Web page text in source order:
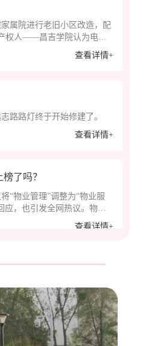
属院进行老旧小区改造，配
权人——昌吉学院认为电容
接通电源，导致新建的充电
行风热线接到此问题反映
查看详情+
路路灯终于开始修建了。
查看详情+
了吗？
“物业管理”调整为“物业服
，也引发全网热议。物业
家的居住体验与生活幸福
查看详情+
王先生通过昌广行风热线反
路面迟迟未能复原，严重影
已在不占用耕地的前提下确
完成路面恢复。
查看详情+